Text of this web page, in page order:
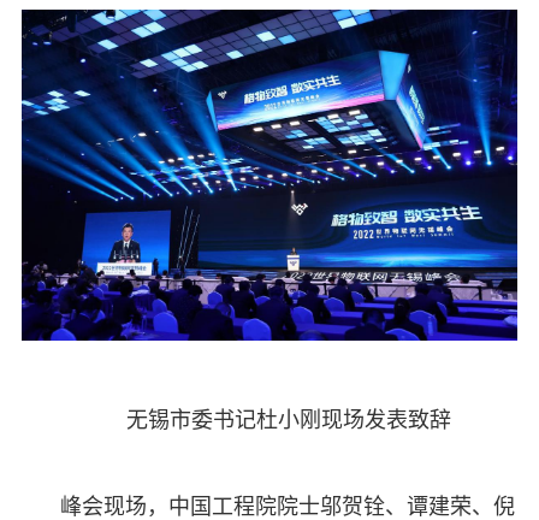
无锡市委书记杜小刚现场发表致辞
峰会现场，中国工程院院士邬贺铨、谭建荣、倪